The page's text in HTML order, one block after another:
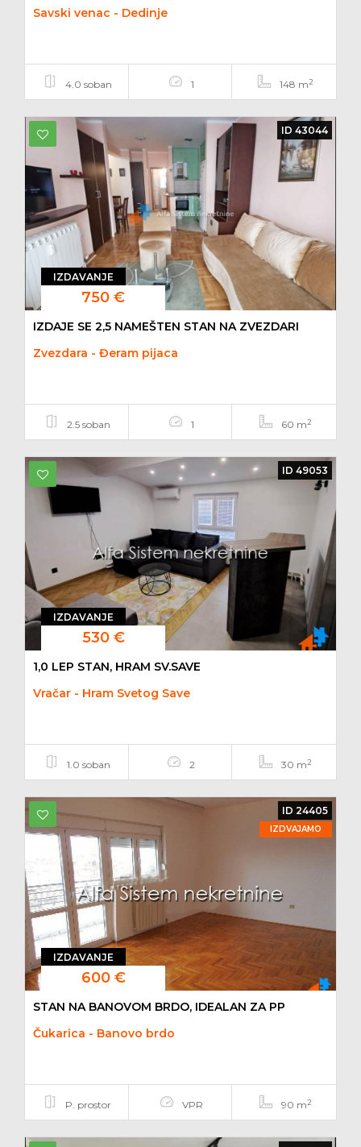
Savski venac - Dedinje
4.0 soban 1 148 m2
IZDAVANJE
750 €
ID 43044
IZDAJE SE 2,5 NAMEŠTEN STAN NA ZVEZDARI
Zvezdara - Đeram pijaca
2.5 soban 1 60 m2
IZDAVANJE
530 €
ID 49053
1,0 LEP STAN, HRAM SV.SAVE
Vračar - Hram Svetog Save
1.0 soban 2 30 m2
IZDAVANJE
600 €
ID 24405
IZDVAJAMO
STAN NA BANOVOM BRDO, IDEALAN ZA PP
Čukarica - Banovo brdo
P. prostor VPR 90 m2